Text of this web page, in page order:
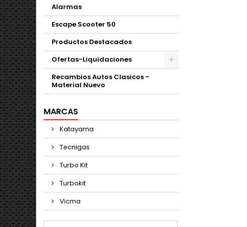
Alarmas
Escape Scooter 50
Productos Destacados
Ofertas-Liquidaciones
Recambios Autos Clasicos -
Material Nuevo
MARCAS
Katayama
Tecnigas
Turbo Kit
Turbokit
Vicma